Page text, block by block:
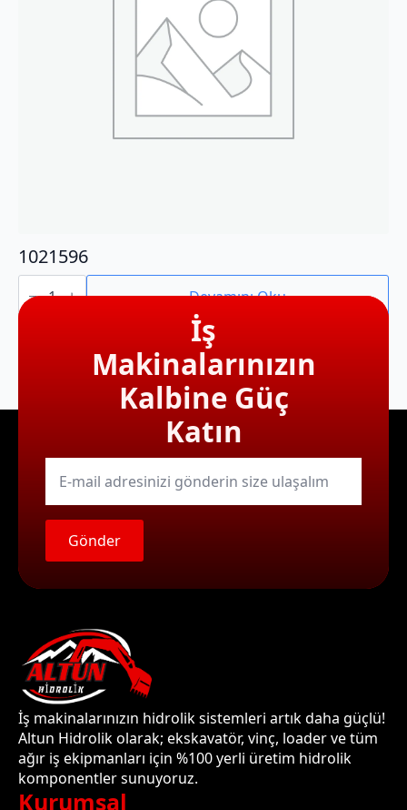
1021596
1021596
adet Devamını Oku
İş
Makinalarınızın
Kalbine Güç
Katın
E-
mail
Gönder
İş makinalarınızın hidrolik sistemleri artık daha güçlü!
Altun Hidrolik olarak; ekskavatör, vinç, loader ve tüm
ağır iş ekipmanları için %100 yerli üretim hidrolik
komponentler sunuyoruz.
Kurumsal